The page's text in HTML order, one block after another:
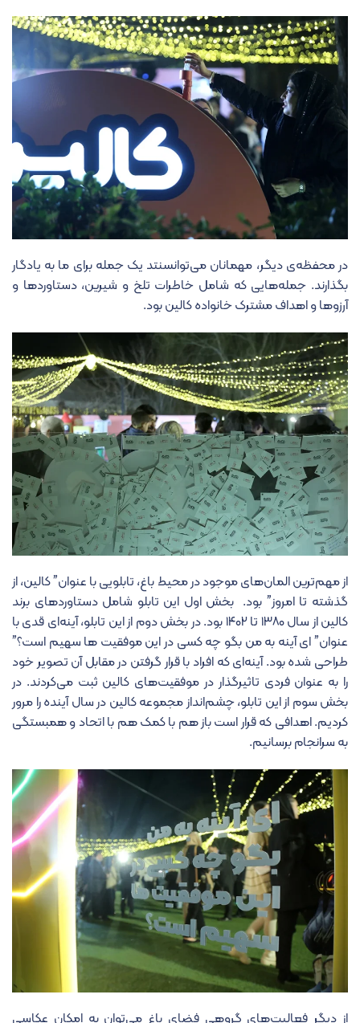
در محفظه‌ی دیگر، مهمانان می‌توانسنتد یک جمله برای ما به یادگار
بگذارند. جمله‌هایی که شامل خاطرات تلخ و شیرین، دستاوردها و
آرزوها و اهداف مشترک خانواده کالین بود.
از مهم‌ترین المان‌های موجود در محیط باغ، تابلویی با عنوان” کالین، از
گذشته تا امروز” بود. بخش اول این تابلو شامل دستاوردهای برند
کالین از سال ۱۳۸۰ تا ۱۴۰۲ بود. در بخش دوم از این تابلو، آینه‌ای قدی با
عنوان” ای آینه به من بگو چه کسی در این موفقیت ها سهیم است؟”
طراحی شده بود. آینه‌ای که افراد با قرار گرفتن در مقابل آن تصویر خود
را به عنوان فردی تاثیرگذار در موفقیت‌های کالین ثبت می‌کردند. در
بخش سوم از این تابلو، چشم‌انداز مجموعه کالین در سال آینده را مرور
کردیم. اهدافی که قرار است باز هم با کمک هم با اتحاد و همبستگی
به سرانجام برسانیم.
از دیگر فعالیت‌های گروهی فضای باغ می‌توان به امکان عکاسی